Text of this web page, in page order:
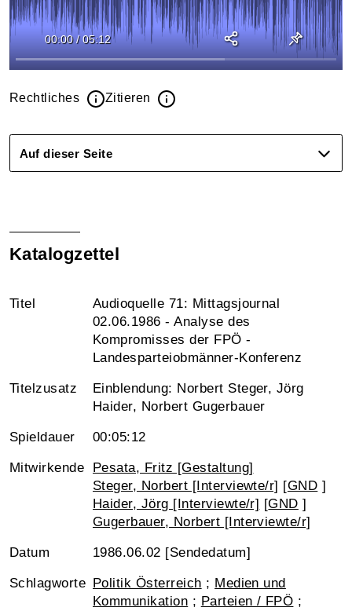
00:00 / 05:12
Rechtliches Zitieren
Auf dieser Seite
Katalogzettel
Titel
Audioquelle 71: Mittagsjournal
02.06.1986 - Analyse des
Kompromisses der FPÖ -
Landesparteiobmänner-Konferenz
Titelzusatz
Einblendung: Norbert Steger, Jörg
Haider, Norbert Gugerbauer
Spieldauer 00:05:12
Mitwirkende
Pesata, Fritz [Gestaltung]
Steger, Norbert [Interviewte/r] [GND ]
Haider, Jörg [Interviewte/r] [GND ]
Gugerbauer, Norbert [Interviewte/r]
Datum 1986.06.02 [Sendedatum]
Schlagworte Politik Österreich ; Medien und
Kommunikation ; Parteien / FPÖ ;